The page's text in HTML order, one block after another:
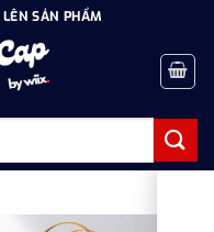
SẢN PHẨM